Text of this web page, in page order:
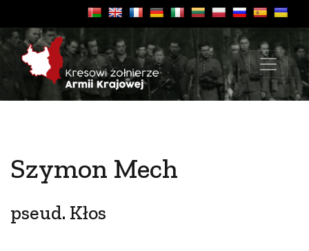
Szymon Mech
pseud. Kłos